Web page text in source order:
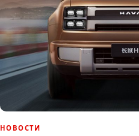
НОВОСТИ